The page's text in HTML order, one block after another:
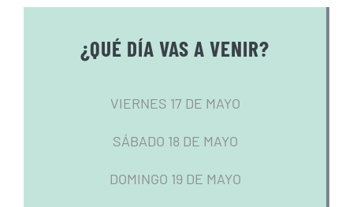
¿QUÉ DÍA VAS A VENIR?
VIERNES 17 DE MAYO
SÁBADO 18 DE MAYO
DOMINGO 19 DE MAYO